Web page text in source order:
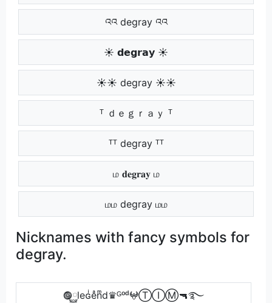
འའ degray འའ
☀ 𝗱𝗲𝗴𝗿𝗮𝘆 ☀
☀☀ degray ☀☀
ᵀ ｄｅｇｒａｙ ᵀ
ᵀᵀ degray ᵀᵀ
ம 𝐝𝐞𝐠𝐫𝐚𝐲 ம
மம degray மம
Nicknames with fancy symbols for
degray.
𖣐࿆leɢͥeͣnͫd♛ᴳᵒᵈ𖤍ⓉⒾⓂ🔫࿐